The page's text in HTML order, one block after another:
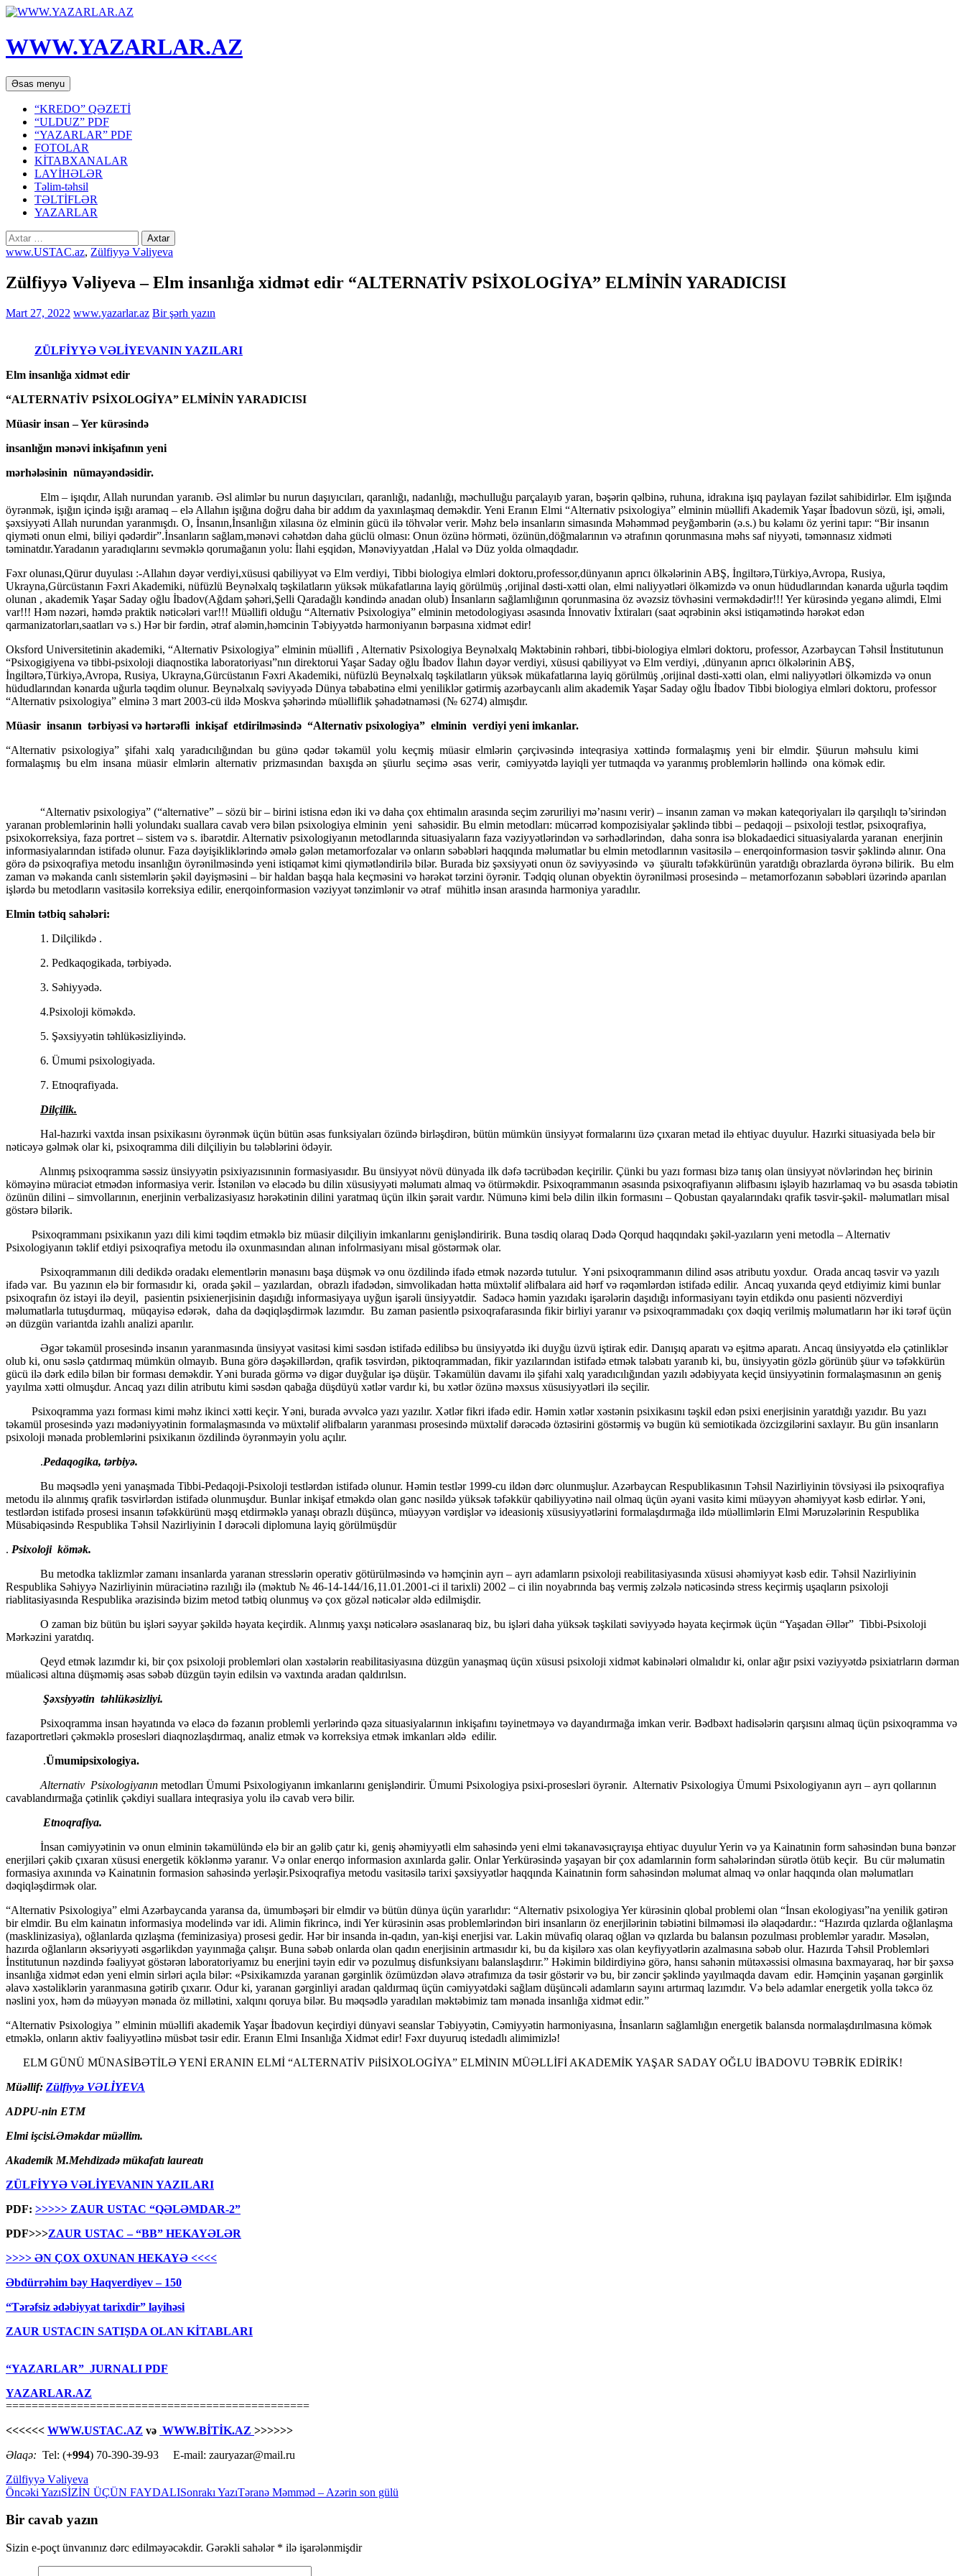
WWW.YAZARLAR.AZ
Axtar
Əsas menyu Mühtəviyyata
keç
“KREDO” QƏZETİ
“ULDUZ” PDF
“YAZARLAR” PDF
FOTOLAR
KİTABXANALAR
LAYİHƏLƏR
Təlim-təhsil
TƏLTİFLƏR
YAZARLAR
Axtarış:
www.USTAC.az, Zülfiyyə Vəliyeva
Zülfiyyə Vəliyeva – Elm insanlığa xidmət edir “ALTERNATİV PSİXOLOGİYA” ELMİNİN YARADICISI
Mart 27, 2022 www.yazarlar.az Bir şərh yazın
ZÜLFİYYƏ VƏLİYEVANIN YAZILARI
Elm insanlığa xidmət edir
“ALTERNATİV PSİXOLOGİYA” ELMİNİN YARADICISI
Müasir insan – Yer kürəsində
insanlığın mənəvi inkişafının yeni
mərhələsinin nümayəndəsidir.
Elm – işıqdır, Allah nurundan yaranıb. Əsl alimlər bu nurun daşıyıcıları, qaranlığı, nadanlığı, məchulluğu parçalayıb yaran, bəşərin qəlbinə, ruhuna, idrakına işıq paylayan fəzilət sahibidirlər. Elm işığında
öyrənmək, işığın içində işığı aramaq – elə Allahın işığına doğru daha bir addım da yaxınlaşmaq deməkdir. Yeni Eranın Elmi “Alternativ psixologiya” elminin müəllifi Akademik Yaşar İbadovun sözü, işi, əməli,
şəxsiyyəti Allah nurundan yaranmışdı. O, İnsanın,İnsanlığın xilasına öz elminin gücü ilə töhvələr verir. Məhz belə insanların simasında Məhəmməd peyğəmbərin (ə.s.) bu kəlamı öz yerini tapır: “Bir insanın
qiyməti onun elmi, biliyi qədərdir”.İnsanların sağlam,mənəvi cəhətdən daha güclü olması: Onun özünə hörməti, özünün,döğmalarının və ətrafının qorunmasına məhs saf niyyəti, təmənnasız xidməti
təminatdır.Yaradanın yaradıqlarını sevməklə qorumağanın yolu: İlahi eşqidən, Mənəviyyatdan ,Halal və Düz yolda olmaqdadır.
Fəxr olunası,Qürur duyulası :-Allahın dəyər verdiyi,xüsusi qabiliyyət və Elm verdiyi, Tibbi biologiya elmləri doktoru,professor,dünyanın aprıcı ölkələrinin ABŞ, İngiltərə,Türkiyə,Avropa, Rusiya,
Ukrayna,Gürcüstanın Fəxri Akademiki, nüfüzlü Beynəlxalq təşkilatların yüksək mükafatlarına layiq görülmüş ,orijinal dəsti-xətti olan, elmi naliyyətləri ölkəmizdə və onun hüdudlarından kənarda uğurla təqdim
olunan , akademik Yaşar Saday oğlu İbadov(Ağdam şəhəri,Şelli Qaradağlı kəndində anadan olub) İnsanların sağlamlığının qorunmasina öz əvəzsiz tövhəsini verməkdədir!!! Yer kürəsində yeganə alimdi, Elmi
var!!! Həm nəzəri, həmdə praktik nəticələri var!!! Müəllifi olduğu “Alternativ Psixologiya” elminin metodologiyası əsasında İnnovativ İxtiraları (saat əqrəbinin əksi istiqamətində hərəkət edən
qarmanizatorları,saatları və s.) Hər bir fərdin, ətraf aləmin,həmcinin Təbiyyətdə harmoniyanın bərpasına xidmət edir!
Oksford Universitetinin akademiki, “Alternativ Psixologiya” elminin müəllifi , Alternativ Psixologiya Beynəlxalq Məktəbinin rəhbəri, tibbi-biologiya elmləri doktoru, professor, Azərbaycan Təhsil İnstitutunun
“Psixogigiyena və tibbi-psixoloji diaqnostika laboratoriyası”nın direktorui Yaşar Saday oğlu İbadov İlahın dəyər verdiyi, xüsusi qabiliyyət və Elm verdiyi, ,dünyanın aprıcı ölkələrinin ABŞ,
İngiltərə,Türkiyə,Avropa, Rusiya, Ukrayna,Gürcüstanın Fəxri Akademiki, nüfüzlü Beynəlxalq təşkilatların yüksək mükafatlarına layiq görülmüş ,orijinal dəsti-xətti olan, elmi naliyyətləri ölkəmizdə və onun
hüdudlarından kənarda uğurla təqdim olunur. Beynəlxalq səviyyədə Dünya təbabətinə elmi yeniliklər gətirmiş azərbaycanlı alim akademik Yaşar Saday oğlu İbadov Tibbi biologiya elmləri doktoru, professor
“Alternativ psixologiya” elminə 3 mart 2003-cü ildə Moskva şəhərində müəlliflik şəhadətnaməsi (№ 6274) almışdır.
Müasir insanın tərbiyəsi və hərtərəfli inkişaf etdirilməsində “Alternativ psixologiya” elminin verdiyi yeni imkanlar.
“Alternativ psixologiya” şifahi xalq yaradıcılığından bu günə qədər təkamül yolu keçmiş müasir elmlərin çərçivəsində inteqrasiya xəttində formalaşmış yeni bir elmdir. Şüurun məhsulu kimi
formalaşmış bu elm insana müasir elmlərin alternativ prizmasından baxışda ən şüurlu seçimə əsas verir, cəmiyyətdə layiqli yer tutmaqda və yaranmış problemlərin həllində ona kömək edir.
“Alternativ psixologiya” (“alternative” – sözü bir – birini istisna edən iki və daha çox ehtimalın arasında seçim zəruriliyi mə’nasını verir) – insanın zaman və məkan kateqoriyaları ilə qarşılıqlı tə’sirindən
yaranan problemlərinin həlli yolundakı suallara cavab verə bilən psixologiya elminin yeni sahəsidir. Bu elmin metodları: mücərrəd kompozisiyalar şəklində tibbi – pedaqoji – psixoloji testlər, psixoqrafiya,
psixokorreksiya, faza portret – sistem və s. ibarətdir. Alternativ psixologiyanın metodlarında situasiyaların faza vəziyyətlərindən və sərhədlərindən, daha sonra isə blokadaedici situasiyalarda yaranan enerjinin
informasiyalarından istifadə olunur. Faza dəyişikliklərində əmələ gələn metamorfozalar və onların səbəbləri haqqında məlumatlar bu elmin metodlarının vasitəsilə – enerqoinformasion təsvir şəklində alınır. Ona
görə də psixoqrafiya metodu insanlığın öyrənilməsində yeni istiqamət kimi qiymətləndirilə bilər. Burada biz şəxsiyyəti onun öz səviyyəsində və şüuraltı təfəkkürünün yaratdığı obrazlarda öyrənə bilirik. Bu elm
zaman və məkanda canlı sistemlərin şəkil dəyişməsini – bir haldan başqa hala keçməsini və hərəkət tərzini öyrənir. Tədqiq olunan obyektin öyrənilməsi prosesində – metamorfozanın səbəbləri üzərində aparılan
işlərdə bu metodların vasitəsilə korreksiya edilir, enerqoinformasion vəziyyət tənzimlənir və ətraf mühitlə insan arasında harmoniya yaradılır.
Elmin tətbiq sahələri:
1. Dilçilikdə .
2. Pedkaqogikada, tərbiyədə.
3. Səhiyyədə.
4.Psixoloji köməkdə.
5. Şəxsiyyətin təhlükəsizliyində.
6. Ümumi psixologiyada.
7. Etnoqrafiyada.
Dilçilik.
Hal-hazırki vaxtda insan psixikasını öyrənmək üçün bütün əsas funksiyaları özündə birləşdirən, bütün mümkün ünsiyyət formalarını üzə çıxaran metad ilə ehtiyac duyulur. Hazırki situasiyada belə bir
nəticəyə gəlmək olar ki, psixoqramma dili dilçiliyin bu tələblərini ödəyir.
Alınmış psixoqramma səssiz ünsiyyətin psixiyazısınınin formasiyasıdır. Bu ünsiyyət növü dünyada ilk dəfə təcrübədən keçirilir. Çünki bu yazı forması bizə tanış olan ünsiyyət növlərindən heç birinin
köməyinə müraciət etmədən informasiya verir. İstənilən və eləcədə bu dilin xüsusiyyəti məlumatı almaq və ötürməkdir. Psixoqrammanın əsasında psixoqrafiyanın əlifbasını işləyib hazırlamaq və bu əsasda təbiətin
özünün dilini – simvollarının, enerjinin verbalizasiyasız hərəkətinin dilini yaratmaq üçün ilkin şərait vardır. Nümunə kimi belə dilin ilkin formasını – Qobustan qayalarındakı qrafik təsvir-şəkil- məlumatları misal
göstərə bilərik.
Psixoqrammanı psixikanın yazı dili kimi təqdim etməklə biz müasir dilçiliyin imkanlarını genişləndiririk. Buna təsdiq olaraq Dədə Qorqud haqqındakı şəkil-yazıların yeni metodla – Alternativ
Psixologiyanın təklif etdiyi psixoqrafiya metodu ilə oxunmasından alınan infolrmasiyanı misal göstərmək olar.
Psixoqrammanın dili dedikdə oradakı elementlərin mənasını başa düşmək və onu özdilində ifadə etmək nəzərdə tutulur. Yəni psixoqrammanın dilind əsəs atributu yoxdur. Orada ancaq təsvir və yazılı
ifadə var. Bu yazının elə bir formasıdır ki, orada şəkil – yazılardan, obrazlı ifadədən, simvolikadan hətta müxtəlif əlifbalara aid hərf və rəqəmlərdən istifadə edilir. Ancaq yuxarıda qeyd etdiyimiz kimi bunlar
psixoqrafın öz istəyi ilə deyil, pasientin psixienerjisinin daşıdığı informasiyaya uyğun işarəli ünsiyyətdir. Sadəcə həmin yazıdakı işarələrin daşıdığı informasiyanı təyin etdikdə onu pasienti nözverdiyi
məlumatlarla tutuşdurmaq, müqayisə edərək, daha da dəqiqləşdirmək lazımdır. Bu zaman pasientlə psixoqrafarasında fikir birliyi yaranır və psixoqrammadakı çox dəqiq verilmiş məlumatların hər iki tərəf üçün
ən düzgün variantda izahlı analizi aparılır.
Əgər təkamül prosesində insanın yaranmasında ünsiyyət vasitəsi kimi səsdən istifadə edilibsə bu ünsiyyətdə iki duyğu üzvü iştirak edir. Danışıq aparatı və eşitmə aparatı. Ancaq ünsiyyətdə elə çətinliklər
olub ki, onu səslə çatdırmaq mümkün olmayıb. Buna görə dəşəkillərdən, qrafik təsvirdən, piktoqrammadan, fikir yazılarından istifadə etmək taləbatı yaranıb ki, bu, ünsiyyətin gözlə görünüb şüur və təfəkkürün
gücü ilə dərk edilə bilən bir forması deməkdir. Yəni burada görmə və digər duyğular işə düşür. Təkamülün davamı ilə şifahi xalq yaradıcılığından yazılı ədəbiyyata keçid ünsiyyətinin formalaşmasının ən geniş
yayılma xətti olmuşdur. Ancaq yazı dilin atributu kimi səsdən qabağa düşdüyü xətlər vardır ki, bu xətlər özünə məxsus xüsusiyyətləri ilə seçilir.
Psixoqramma yazı forması kimi məhz ikinci xətti keçir. Yəni, burada əvvəlcə yazı yazılır. Xətlər fikri ifadə edir. Həmin xətlər xəstənin psixikasını təşkil edən psixi enerjisinin yaratdığı yazıdır. Bu yazı
təkamül prosesində yazı mədəniyyətinin formalaşmasında və müxtəlif əlifbaların yaranması prosesində müxtəlif dərəcədə öztəsirini göstərmiş və bugün kü semiotikada özcizgilərini saxlayır. Bu gün insanların
psixoloji mənada problemlərini psixikanın özdilində öyrənməyin yolu açılır.
.Pedaqogika, tərbiyə.
Bu məqsədlə yeni yanaşmada Tibbi-Pedaqoji-Psixoloji testlərdən istifadə olunur. Həmin testlər 1999-cu ildən dərc olunmuşlur. Azərbaycan Respublikasının Təhsil Nazirliyinin tövsiyəsi ilə psixoqrafiya
metodu ilə alınmış qrafik təsvirlərdən istifadə olunmuşdur. Bunlar inkişaf etməkdə olan gənc nəsildə yüksək təfəkkür qabiliyyətinə nail olmaq üçün əyani vasitə kimi müəyyən əhəmiyyət kəsb edirlər. Yəni,
testlərdən istifadə prosesi insanın təfəkkürünü məşq etdirməklə yanaşı obrazlı düşüncə, müəyyən vərdişlər və ideasioniş xüsusiyyətlərini formalaşdırmağa ildə müəllimlərin Elmi Məruzələrinin Respublika
Müsabiqəsində Respublika Təhsil Nazirliyinin I dərəcəli diplomuna layiq görülmüşdür
. Psixoloji kömək.
Bu metodka taklizmlər zamanı insanlarda yaranan stresslərin operativ götürülməsində və həmçinin ayrı – ayrı adamların psixoloji reabilitasiyasında xüsusi əhəmiyyət kəsb edir. Təhsil Nazirliyinin
Respublika Səhiyyə Nazirliyinin müraciətinə razılığı ilə (məktub № 46-14-144/16,11.01.2001-ci il tarixli) 2002 – ci ilin noyabrında baş vermiş zəlzələ nəticəsində stress keçirmiş uşaqların psixoloji
riablitasiyasında Respublika ərazisində bizim metod tətbiq olunmuş və çox gözəl nəticələr əldə edilmişdir.
O zaman biz bütün bu işləri səyyar şəkildə həyata keçirdik. Alınmış yaxşı nəticələrə əsaslanaraq biz, bu işləri daha yüksək təşkilati səviyyədə həyata keçirmək üçün “Yaşadan Əllər” Tibbi-Psixoloji
Mərkəzini yaratdıq.
Qeyd etmək lazımdır ki, bir çox psixoloji problemləri olan xəstələrin reabilitasiyasına düzgün yanaşmaq üçün xüsusi psixoloji xidmət kabinələri olmalıdır ki, onlar ağır psixi vəziyyətdə psixiatrların dərman
müalicəsi altına düşməmiş əsas səbəb düzgün təyin edilsin və vaxtında aradan qaldırılsın.
Şəxsiyyətin təhlükəsizliyi.
Psixoqramma insan həyatında və eləcə də fəzanın problemli yerlərində qəza situasiyalarının inkişafını təyinetməyə və dayandırmağa imkan verir. Bədbəxt hadisələrin qarşısını almaq üçün psixoqramma və
fazaportretləri çəkməklə prosesləri diaqnozlaşdırmaq, analiz etmək və korreksiya etmək imkanları əldə edilir.
.Ümumipsixologiya.
Alternativ Psixologiyanın metodları Ümumi Psixologiyanın imkanlarını genişləndirir. Ümumi Psixologiya psixi-prosesləri öyrənir. Alternativ Psixologiya Ümumi Psixologiyanın ayrı – ayrı qollarının
cavablandırmağa çətinlik çəkdiyi suallara inteqrasiya yolu ilə cavab verə bilir.
Etnoqrafiya.
İnsan cəmiyyətinin və onun elminin təkamülündə elə bir an gəlib çatır ki, geniş əhəmiyyətli elm sahəsində yeni elmi təkanavəsıçrayışa ehtiyac duyulur Yerin və ya Kainatınin form sahəsindən buna bənzər
enerjiləri çəkib çıxaran xüsusi energetik köklənmə yaranır. Və onlar enerqo informasion axınlarda gəlir. Onlar Yerkürəsində yaşayan bir çox adamlarınin form sahələrindən sürətlə ötüb keçir. Bu cür məlumatin
formasiya axınında və Kainatınin formasion sahəsində yerləşir.Psixoqrafiya metodu vasitəsilə tarixi şəxsiyyətlər haqqında Kainatınin form sahəsindən məlumat almaq və onlar haqqında olan məlumatları
dəqiqləşdirmək olar.
“Alternativ Psixologiya” elmi Azərbaycanda yaransa da, ümumbəşəri bir elmdir və bütün dünya üçün yararlıdır: “Alternativ psixologiya Yer kürəsinin qlobal problemi olan “İnsan ekologiyası”na yenilik gətirən
bir elmdir. Bu elm kainatın informasiya modelində var idi. Alimin fikrincə, indi Yer kürəsinin əsas problemlərindən biri insanların öz enerjilərinin təbiətini bilməməsi ilə əlaqədardır.: “Hazırda qızlarda oğlanlaşma
(masklinizasiya), oğlanlarda qızlaşma (feminizasiya) prosesi gedir. Hər bir insanda in-qadın, yan-kişi enerjisi var. Lakin müvafiq olaraq oğlan və qızlarda bu balansın pozulması problemlər yaradır. Məsələn,
hazırda oğlanların əksəriyyəti əsgərlikdən yayınmağa çalışır. Buna səbəb onlarda olan qadın enerjisinin artmasıdır ki, bu da kişilərə xas olan keyfiyyətlərin azalmasına səbəb olur. Hazırda Təhsil Problemləri
İnstitutunun nəzdində fəaliyyət göstərən laboratoriyamız bu enerjini təyin edir və pozulmuş disfunksiyanı balanslaşdırır.” Həkimin bildirdiyinə görə, hansı sahənin mütəxəssisi olmasına baxmayaraq, hər bir şəxsə
insanlığa xidmət edən yeni elmin sirləri açıla bilər: «Psixikamızda yaranan gərginlik özümüzdən əlavə ətrafımıza da təsir göstərir və bu, bir zəncir şəklində yayılmaqda davam edir. Həmçinin yaşanan gərginlik
əlavə xəstəliklərin yaranmasına gətirib çıxarır. Odur ki, yaranan gərginliyi aradan qaldırmaq üçün cəmiyyətdəki sağlam düşüncəli adamların sayını artırmaq lazımdır. Və belə adamlar energetik yolla təkcə öz
nəslini yox, həm də müəyyən mənada öz millətini, xalqını qoruya bilər. Bu məqsədlə yaradılan məktəbimiz tam mənada insanlığa xidmət edir.”
“Alternativ Psixologiya ” elminin müəllifi akademik Yaşar İbadovun keçirdiyi dünyavi seanslar Təbiyyətin, Cəmiyyətin harmoniyasına, İnsanların sağlamlığın energetik balansda normalaşdırılmasına kömək
etməklə, onların aktiv fəaliyyətlinə müsbət təsir edir. Eranın Elmi Insanlığa Xidmət edir! Fəxr duyuruq istedadlı alimimizlə!
ELM GÜNÜ MÜNASİBƏTİLƏ YENİ ERANIN ELMİ “ALTERNATİV PiİSİXOLOGİYA” ELMİNIN MÜƏLLİFİ AKADEMİK YAŞAR SADAY OĞLU İBADOVU TƏBRİK EDİRİK!
Müəllif: Zülfiyyə VƏLİYEVA
ADPU-nin ETM
Elmi işcisi.Əməkdar müəllim.
Akademik M.Mehdizadə mükafatı laureatı
ZÜLFİYYƏ VƏLİYEVANIN YAZILARI
PDF: >>>>> ZAUR USTAC “QƏLƏMDAR-2”
PDF>>>ZAUR USTAC – “BB” HEKAYƏLƏR
>>>> ƏN ÇOX OXUNAN HEKAYƏ <<<<
Əbdürrəhim bəy Haqverdiyev – 150
“Tərəfsiz ədəbiyyat tarixdir” layihəsi
ZAUR USTACIN SATIŞDA OLAN KİTABLARI
“YAZARLAR” JURNALI PDF
YAZARLAR.AZ
===============================================
<<<<<< WWW.USTAC.AZ və WWW.BİTİK.AZ >>>>>>
Əlaqə: Tel: (+994) 70-390-39-93 E-mail: zauryazar@mail.ru
Zülfiyyə Vəliyeva
Yazılar
üzrə
naviqasiya
Öncəki YazıSİZİN ÜÇÜN FAYDALISonrakı YazıTəranə Məmməd – Azərin son gülü
Bir cavab yazın
Sizin e-poçt ünvanınız dərc edilməyəcəkdir. Gərəkli sahələr * ilə işarələnmişdir